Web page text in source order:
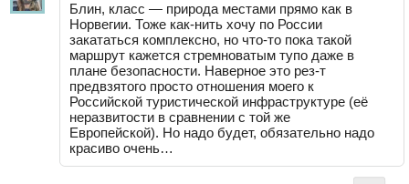
Блин, класс — природа местами прямо как в
Норвегии. Тоже как-нить хочу по России
закататься комплексно, но что-то пока такой
маршрут кажется стремноватым тупо даже в
плане безопасности. Наверное это рез-т
предвзятого просто отношения моего к
Российской туристической инфраструктуре (её
неразвитости в сравнении с той же
Европейской). Но надо будет, обязательно надо
красиво очень…